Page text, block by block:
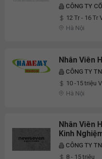
CÔNG TY
12 Tr - 16 Tr
Hà Nội
Nhân Viên
CÔNG TY
10 -15 triệu
Hà Nội
Nhân Viên
Kinh
Chế Độ Đãi
CÔNG TY
8 - 15 triệu